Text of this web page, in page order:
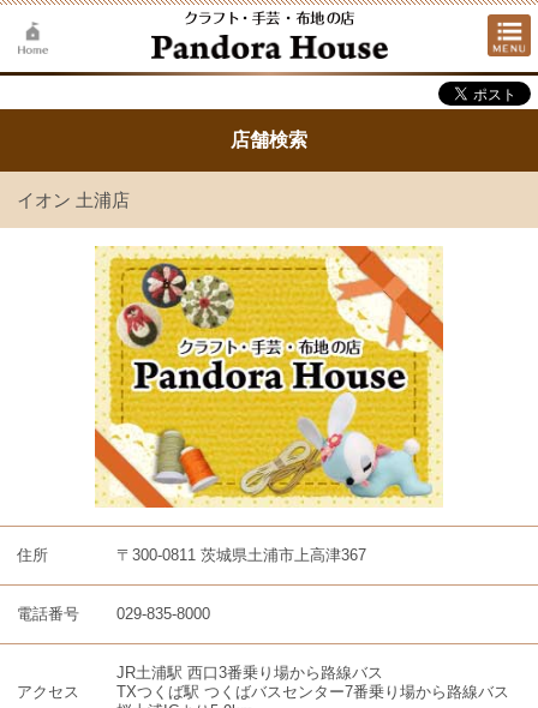
店舗検索
イオン 土浦店
住所 〒300-0811 茨城県土浦市上高津367
電話番号 029-835-8000
アクセス
JR土浦駅 西口3番乗り場から路線バス
TXつくば駅 つくばバスセンター7番乗り場から路線バス